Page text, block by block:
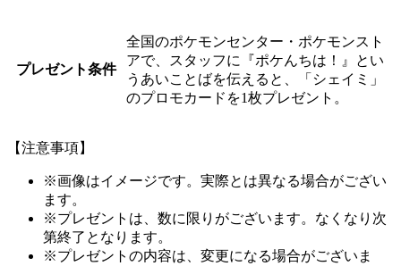
プレゼント条件
全国のポケモンセンター・ポケモンスト
アで、スタッフに『ポケんちは！』とい
うあいことばを伝えると、「シェイミ」
のプロモカードを1枚プレゼント。
【注意事項】
※画像はイメージです。実際とは異なる場合がござい
ます。
※プレゼントは、数に限りがございます。なくなり次
第終了となります。
※プレゼントの内容は、変更になる場合がございま